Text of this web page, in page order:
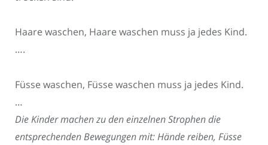
Haare waschen, Haare waschen muss ja jedes Kind.
….
Füsse waschen, Füsse waschen muss ja jedes Kind.
…
Die Kinder machen zu den einzelnen Strophen die
entsprechenden Bewegungen mit: Hände reiben, Füsse